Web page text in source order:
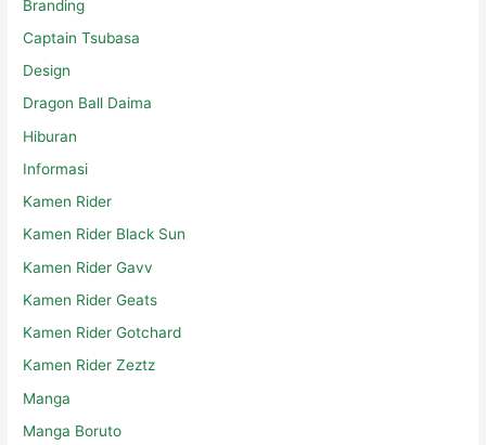
Branding
Captain Tsubasa
Design
Dragon Ball Daima
Hiburan
Informasi
Kamen Rider
Kamen Rider Black Sun
Kamen Rider Gavv
Kamen Rider Geats
Kamen Rider Gotchard
Kamen Rider Zeztz
Manga
Manga Boruto